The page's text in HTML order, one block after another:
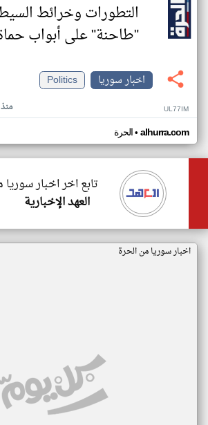
التطورات وخرائط
"طاحنة" على أبواب
اخبار سوريا
Politics
UL77IM
الحرة• alhurra.com
تابع اخر اخبار
العهد الإخبارية
اخبار سوريا من الحرة